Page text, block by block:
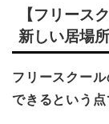
【フリース
新しい居場
フリースクー
できるという点